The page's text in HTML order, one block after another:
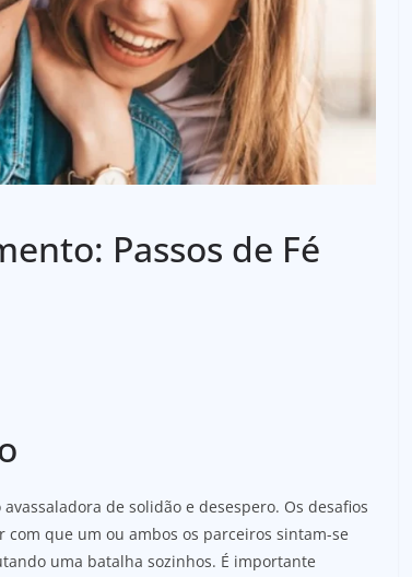
Passos de Fé
de solidão e desespero. Os desafios
que um ou ambos os parceiros sintam-se
uma batalha sozinhos. É importante